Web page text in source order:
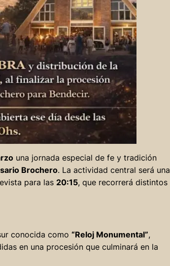
una jornada especial de fe y tradición
Brochero. La actividad central será una
para las 20:15, que recorrerá distintos
conocida como “Reloj Monumental”,
en una procesión que culminará en la